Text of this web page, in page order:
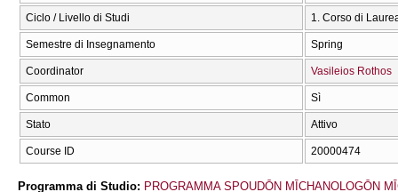
Ciclo / Livello di Studi 1. Corso di
Semestre di Insegnamento Spring
Coordinator Vasileios Rothos
Common Sì
Stato Attivo
Course ID 20000474
Programma di Studio: PROGRAMMA SPOUDŌN MĪCΗANOLOGŌN